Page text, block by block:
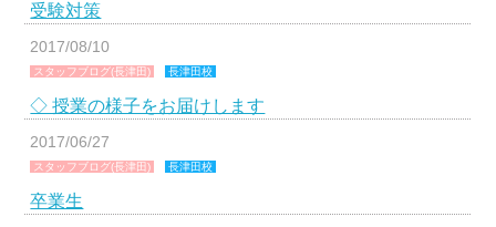
受験対策
2017/08/10
スタッフブログ(長津田) 長津田校
◇ 授業の様子をお届けします
2017/06/27
スタッフブログ(長津田) 長津田校
卒業生